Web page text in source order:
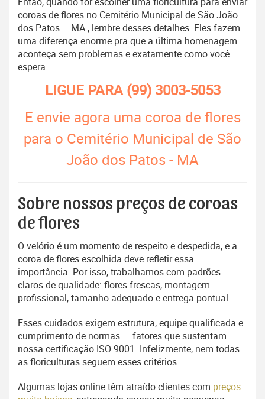
coroas de flores no Cemitério Municipal de São João
dos Patos – MA , lembre desses detalhes. Eles fazem
uma diferença enorme pra que a última homenagem
aconteça sem problemas e exatamente como você
espera.
LIGUE PARA(99) 3003-5053
E envie agora uma coroa de flores
para o Cemitério Municipal de São
João dos Patos - MA
Sobre nossos preços de coroas
de flores
O velório é um momento de respeito e despedida, e a
coroa de flores escolhida deve refletir essa
importância. Por isso, trabalhamos com padrões
claros de qualidade: flores frescas, montagem
profissional, tamanho adequado e entrega pontual.
Esses cuidados exigem estrutura, equipe qualificada e
cumprimento de normas — fatores que sustentam
nossa certificação ISO 9001. Infelizmente, nem todas
as floriculturas seguem esses critérios.
Algumas lojas online têm atraído clientes com preços